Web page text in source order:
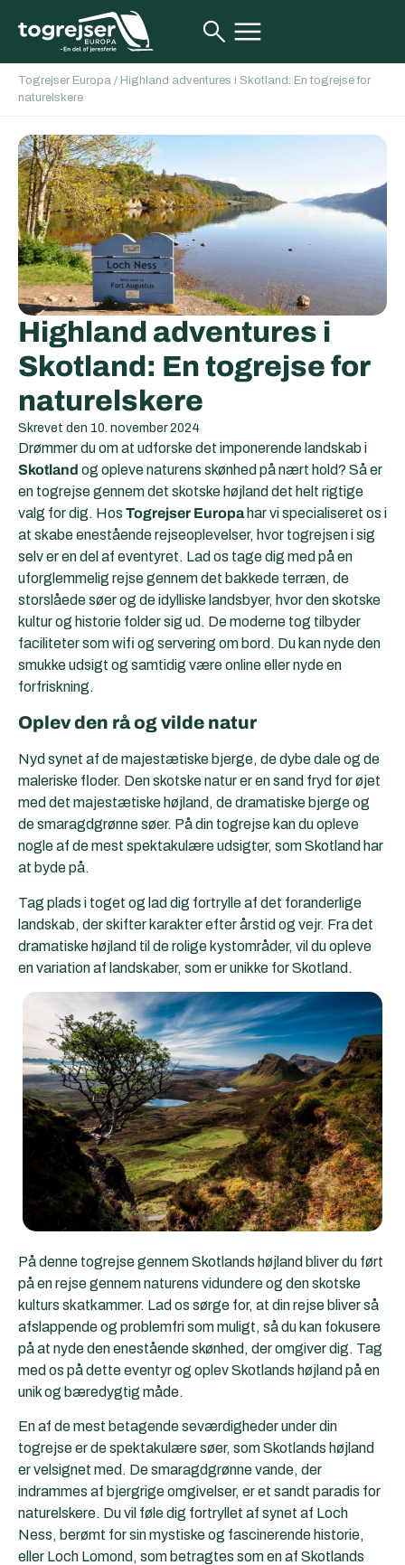
Togrejser Europa / Highland adventures i Skotland: En togrejse for
naturelskere
Highland adventures i
Skotland: En togrejse for
naturelskere
Skrevet den 10. november 2024
Drømmer du om at udforske det imponerende landskab i
Skotland og opleve naturens skønhed på nært hold? Så er
en togrejse gennem det skotske højland det helt rigtige
valg for dig. Hos Togrejser Europahar vi specialiseret os i
at skabe enestående rejseoplevelser, hvor togrejsen i sig
selv er en del af eventyret. Lad os tage dig med på en
uforglemmelig rejse gennem det bakkede terræn, de
storslåede søer og de idylliske landsbyer, hvor den skotske
kultur og historie folder sig ud. De moderne tog tilbyder
faciliteter som wifi og servering om bord. Du kan nyde den
smukke udsigt og samtidig være online eller nyde en
forfriskning.
Oplev den rå og vilde natur
Nyd synet af de majestætiske bjerge, de dybe dale og de
maleriske floder. Den skotske natur er en sand fryd for øjet
med det majestætiske højland, de dramatiske bjerge og
de smaragdgrønne søer. På din togrejse kan du opleve
nogle af de mest spektakulære udsigter, som Skotland har
at byde på.
Tag plads i toget og lad dig fortrylle af det foranderlige
landskab, der skifter karakter efter årstid og vejr. Fra det
dramatiske højland til de rolige kystområder, vil du opleve
en variation af landskaber, som er unikke for Skotland.
På denne togrejse gennem Skotlands højland bliver du ført
på en rejse gennem naturens vidundere og den skotske
kulturs skatkammer. Lad os sørge for, at din rejse bliver så
afslappende og problemfri som muligt, så du kan fokusere
på at nyde den enestående skønhed, der omgiver dig. Tag
med os på dette eventyr og oplev Skotlands højland på en
unik og bæredygtig måde.
En af de mest betagende seværdigheder under din
togrejse er de spektakulære søer, som Skotlands højland
er velsignet med. De smaragdgrønne vande, der
indrammes af bjergrige omgivelser, er et sandt paradis for
naturelskere. Du vil føle dig fortryllet af synet af Loch
Ness, berømt for sin mystiske og fascinerende historie,
eller Loch Lomond, som betragtes som en af Skotlands